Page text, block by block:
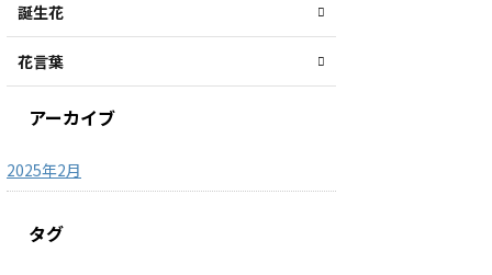
誕生花
花言葉
アーカイブ
2025年2月
タグ